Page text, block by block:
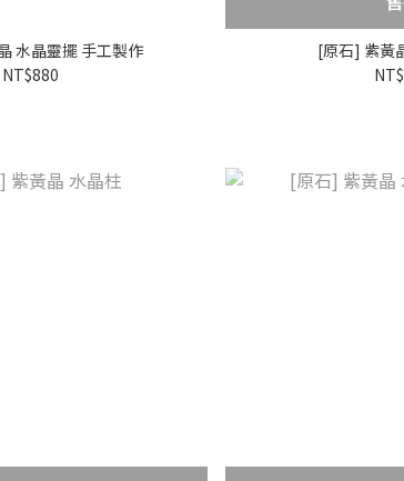
水晶靈擺 手工製作
NT$880
[原石] 紫黃